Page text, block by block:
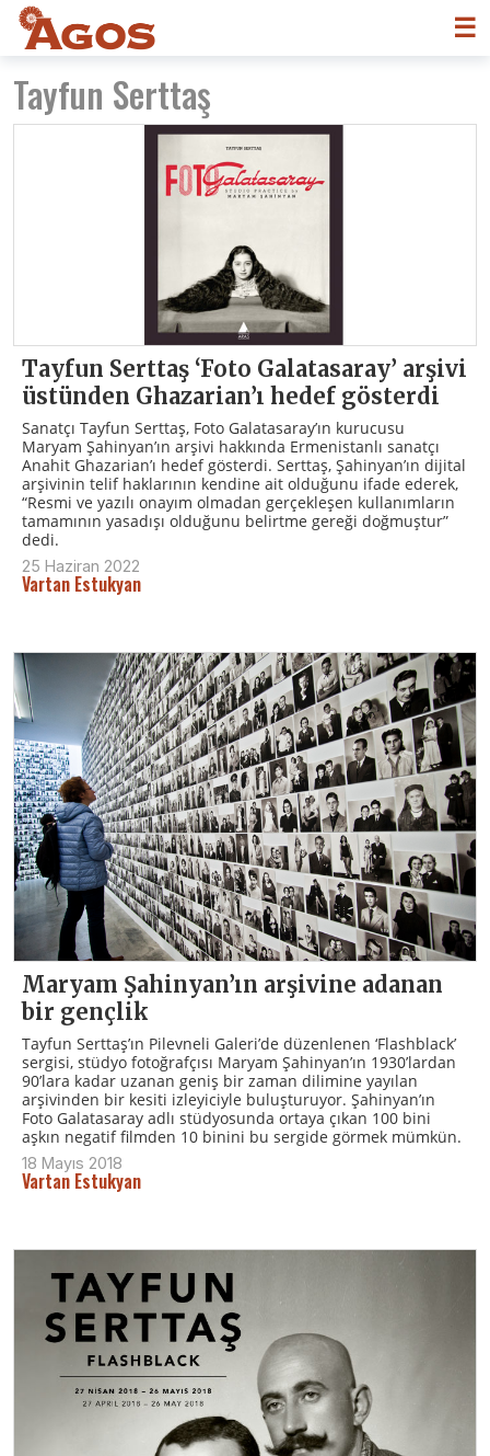
☰
Tayfun Serttaş
Tayfun Serttaş ‘Foto Galatasaray’ arşivi
üstünden Ghazarian’ı hedef gösterdi
Sanatçı Tayfun Serttaş, Foto Galatasaray’ın kurucusu
Maryam Şahinyan’ın arşivi hakkında Ermenistanlı sanatçı
Anahit Ghazarian’ı hedef gösterdi. Serttaş, Şahinyan’ın dijital
arşivinin telif haklarının kendine ait olduğunu ifade ederek,
“Resmi ve yazılı onayım olmadan gerçekleşen kullanımların
tamamının yasadışı olduğunu belirtme gereği doğmuştur”
dedi.
25 Haziran 2022
Vartan Estukyan
Maryam Şahinyan’ın arşivine adanan
bir gençlik
Tayfun Serttaş’ın Pilevneli Galeri’de düzenlenen ‘Flashblack’
sergisi, stüdyo fotoğrafçısı Maryam Şahinyan’ın 1930’lardan
90’lara kadar uzanan geniş bir zaman dilimine yayılan
arşivinden bir kesiti izleyiciyle buluşturuyor. Şahinyan’ın
Foto Galatasaray adlı stüdyosunda ortaya çıkan 100 bini
aşkın negatif filmden 10 binini bu sergide görmek mümkün.
18 Mayıs 2018
Vartan Estukyan